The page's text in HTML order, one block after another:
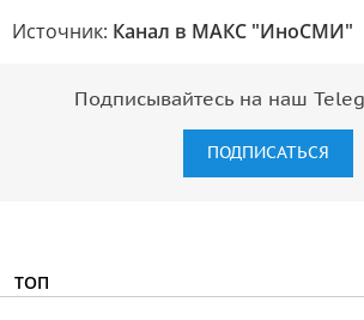
Источник: Канал в МАКС "ИноСМИ"
Подписывайтесь на наш
ПОДПИСАТЬСЯ
ТОП